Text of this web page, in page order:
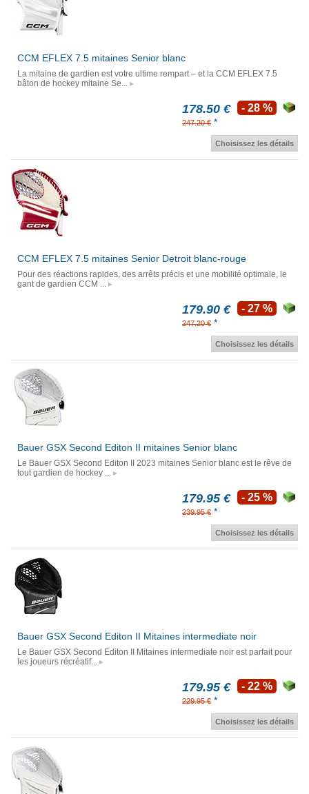
CCM EFLEX 7.5 mitaines Senior blanc
La mitaine de gardien est votre ultime rempart – et la CCM EFLEX 7.5
bâton de hockey mitaine Se...
178.50 €
247.20 € *
- 28 %
Choisissez les détails
CCM EFLEX 7.5 mitaines Senior Detroit blanc-rouge
Pour des réactions rapides, des arrêts précis et une mobilité optimale, le
gant de gardien CCM ...
179.90 €
247.20 € *
- 27 %
Choisissez les détails
Bauer GSX Second Editon II mitaines Senior blanc
Le Bauer GSX Second Editon II 2023 mitaines Senior blanc est le rêve de
tout gardien de hockey ...
179.95 €
239.95 € *
- 25 %
Choisissez les détails
Bauer GSX Second Editon II Mitaines intermediate noir
Le Bauer GSX Second Editon II Mitaines intermediate noir est parfait pour
les joueurs récréatif...
179.95 €
229.95 € *
- 22 %
Choisissez les détails